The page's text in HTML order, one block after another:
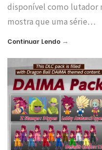
disponível como lutador
mostra que uma série…
Continuar Lendo →